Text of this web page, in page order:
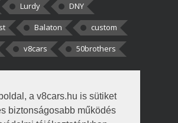
a v8cars.hu is sütiket
biztonságosabb működés
Lurdy
DNY
Balaton
custom
v8cars 50brothers
Elszúrtam! Én csak két
Nem tudtam, hogy fél autót,